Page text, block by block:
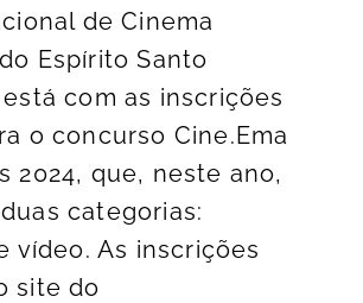
de Cinema
Espírito Santo
está com as inscrições
o concurso Cine.Ema
2024, que, neste ano,
categorias:
vídeo. As inscrições
site do